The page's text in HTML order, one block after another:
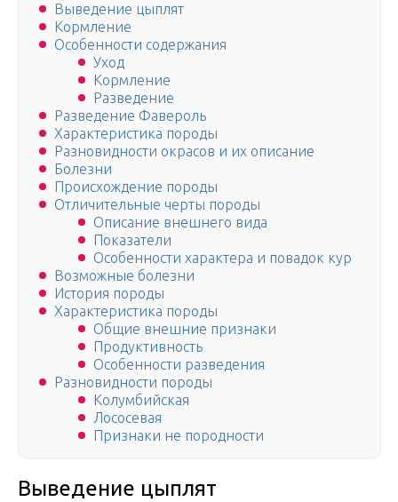
Выведение цыплят
Кормление
Особенности содержания
Уход
Кормление
Разведение
Разведение Фавероль
Характеристика породы
Разновидности окрасов и их описание
Болезни
Происхождение породы
Отличительные черты породы
Описание внешнего вида
Показатели
Особенности характера и повадок кур
Возможные болезни
История породы
Характеристика породы
Общие внешние признаки
Продуктивность
Особенности разведения
Разновидности породы
Колумбийская
Лососевая
Признаки не породности
Выведение цыплят